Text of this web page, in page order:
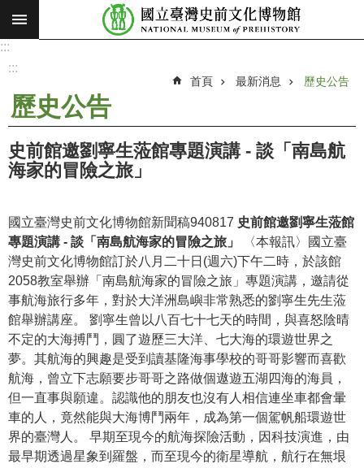
跳到主要內容區塊
搜
願
使
命
新
消
息
參
觀
展
覽
學
習
探
索
:::
:::
首頁 最新消息 歷史公告
歷史公告
史前館邀劉寧生蒞館專題演講 - 談「南島航
海家的冒險之旅」
國立臺灣史前文化博物館新聞稿940817 史前館邀劉寧生蒞館
專題演講 - 談「南島航海家的冒險之旅」
〈本報訊〉國立臺
灣史前文化博物館訂於八月二十日(週六)下午二時，於該館
2058教室舉辦「南島航海家的冒險之旅」專題演講，邀請從
事航海旅行多年，對於大洋洲島嶼非常熟悉的劉寧生先生蒞
館舉辦講座。 劉寧生曾以八百七十七天的時間，與喜怒陰晴
不定的大海搏鬥，圓了遊歷三大洋、七大海的環遊世界之
夢。其航海的興趣是受到讀基隆海事學校的哥哥影響而喜歡
航海，曾立下志願要步哥哥之路做個遨遊五湖四海的海員，
但一直事與願違。認識他的朋友也沒有人相信連坐車都會暈
車的人，竟然能與大海博鬥兩年，成為第一個駕帆船環遊世
界的臺灣人。 早期至現今的航海探險活動，因科技演進，由
最早期透過星象到羅盤，而至現今的衛星導航，航行在無垠